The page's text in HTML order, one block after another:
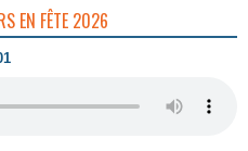
EN FÊTE 2026